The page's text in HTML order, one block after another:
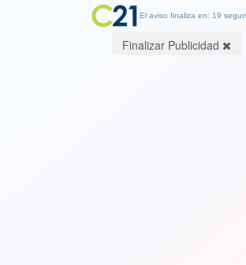
El aviso finaliza en: 19
Finalizar Publicidad